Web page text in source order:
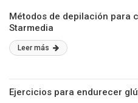
Métodos de depilación para
Starmedia
Leer más
Ejercicios para endurecer